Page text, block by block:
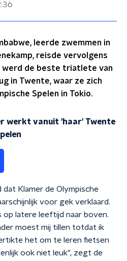
leerde zwemmen in
reisde vervolgens
werd de beste triatlete van
in Twente, waar ze zich
Spelen in Tokio.
werkt vanuit 'haar' Twente
Klamer de Olympische
voor gek verklaard.
latere leeftijd naar boven.
moest mij tillen totdat ik
het om te leren fietsen
ook niet leuk", zegt de